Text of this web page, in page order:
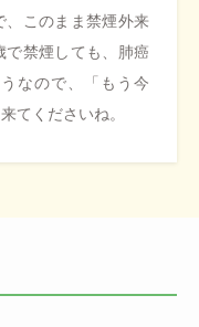
、このまま禁煙外来
で禁煙しても、肺癌
なので、「もう今
てくださいね。